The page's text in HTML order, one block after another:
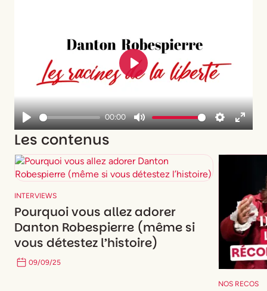
Play
00:00
Mute Settings
Enter
Play
Les contenus
INTERVIEWS
Pourquoi vous allez adorer
Danton Robespierre (même si
vous détestez l’histoire)
09/09/25
NOS RECOS